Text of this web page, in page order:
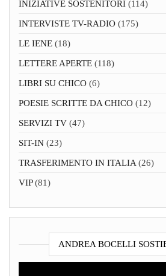
INIZIATIVE SOSTENITORI (114)
INTERVISTE TV-RADIO (175)
LE IENE (18)
LETTERE APERTE (118)
LIBRI SU CHICO (6)
POESIE SCRITTE DA CHICO (12)
SERVIZI TV (47)
SIT-IN (23)
TRASFERIMENTO IN ITALIA (26)
VIP(81)
ANDREA BOCELLI